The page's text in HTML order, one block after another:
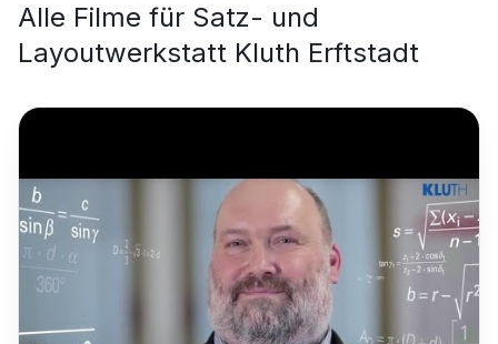
Alle Filme für Satz- und
Layoutwerkstatt Kluth Erftstadt